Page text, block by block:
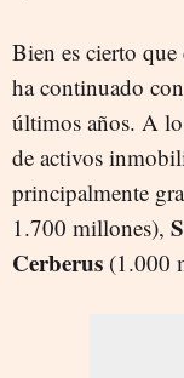
Bien es cierto
ha continuado
últimos años. A
de activos
principalmente
1.700 millones),
Cerberus (1.000